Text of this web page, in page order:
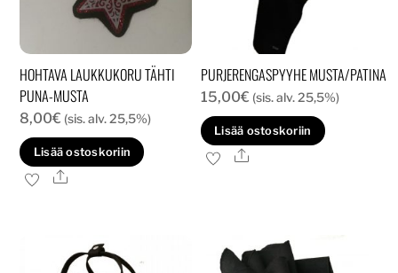
HOHTAVA LAUKKUKORU TÄHTI
PUNA-MUSTA
8,00€ (sis. alv. 25,5%)
Lisää ostoskoriin
Ale
PURJERENGASPYYHE MUSTA/PATINA
15,00€ (sis. alv. 25,5%)
Lisää ostoskoriin
Ale